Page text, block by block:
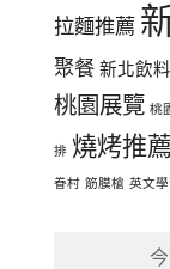
拉麵推薦
聚餐 新北飲料
桃園展覽 桃
排 燒烤推薦
眷村 筋膜槍 英文學